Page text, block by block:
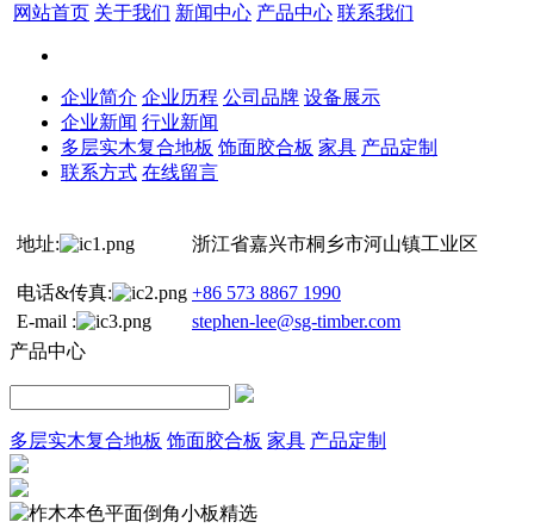
网站首页 关于我们 新闻中心 产品中心 联系我们
企业简介 企业历程 公司品牌 设备展示
企业新闻 行业新闻
多层实木复合地板 饰面胶合板 家具 产品定制
联系方式 在线留言
地址: 浙江省嘉兴市桐乡市河山镇工业区
电话&传真:
+86 573 8867 1990
E-mail :
stephen-lee@sg-timber.com
产品中心
多层实木复合地板 饰面胶合板 家具 产品定制